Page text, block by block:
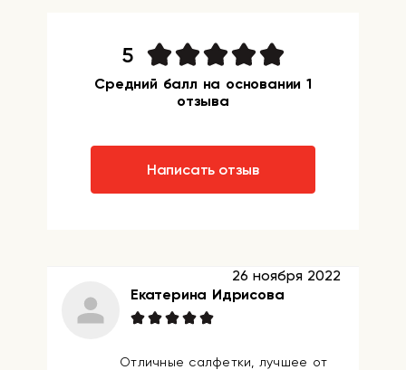
Екатерина Идрисова
Отличные салфетки, лучшее от
26 ноября 2022
5
Средний балл на основании 1
отзыва
Написать отзыв